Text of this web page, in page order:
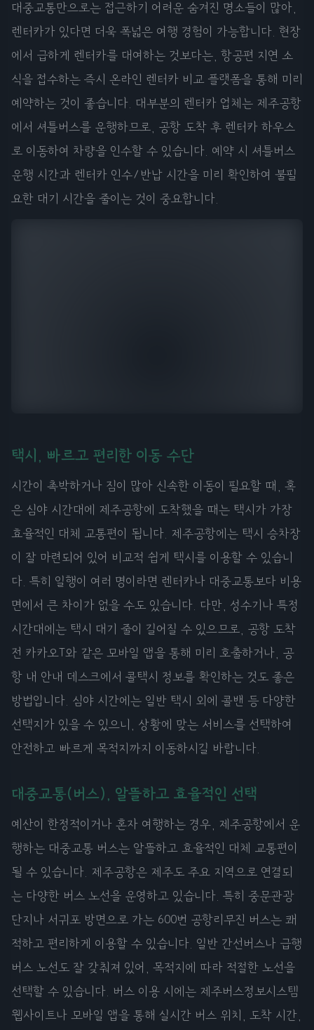
대중교통만으로는 접근하기 어려운 숨겨진 명소들이 많아,
렌터카가 있다면 더욱 폭넓은 여행 경험이 가능합니다. 현장
에서 급하게 렌터카를 대여하는 것보다는, 항공편 지연 소
식을 접수하는 즉시 온라인 렌터카 비교 플랫폼을 통해 미리
예약하는 것이 좋습니다. 대부분의 렌터카 업체는 제주공항
에서 셔틀버스를 운행하므로, 공항 도착 후 렌터카 하우스
로 이동하여 차량을 인수할 수 있습니다. 예약 시 셔틀버스
운행 시간과 렌터카 인수/반납 시간을 미리 확인하여 불필
요한 대기 시간을 줄이는 것이 중요합니다.
택시, 빠르고 편리한 이동 수단
시간이 촉박하거나 짐이 많아 신속한 이동이 필요할 때, 혹
은 심야 시간대에 제주공항에 도착했을 때는 택시가 가장
효율적인 대체 교통편이 됩니다. 제주공항에는 택시 승차장
이 잘 마련되어 있어 비교적 쉽게 택시를 이용할 수 있습니
다. 특히 일행이 여러 명이라면 렌터카나 대중교통보다 비용
면에서 큰 차이가 없을 수도 있습니다. 다만, 성수기나 특정
시간대에는 택시 대기 줄이 길어질 수 있으므로, 공항 도착
전 카카오T와 같은 모바일 앱을 통해 미리 호출하거나, 공
항 내 안내 데스크에서 콜택시 정보를 확인하는 것도 좋은
방법입니다. 심야 시간에는 일반 택시 외에 콜밴 등 다양한
선택지가 있을 수 있으니, 상황에 맞는 서비스를 선택하여
안전하고 빠르게 목적지까지 이동하시길 바랍니다.
대중교통(버스), 알뜰하고 효율적인 선택
예산이 한정적이거나 혼자 여행하는 경우, 제주공항에서 운
행하는 대중교통 버스는 알뜰하고 효율적인 대체 교통편이
될 수 있습니다. 제주공항은 제주도 주요 지역으로 연결되
는 다양한 버스 노선을 운영하고 있습니다. 특히 중문관광
단지나 서귀포 방면으로 가는 600번 공항리무진 버스는 쾌
적하고 편리하게 이용할 수 있습니다. 일반 간선버스나 급행
버스 노선도 잘 갖춰져 있어, 목적지에 따라 적절한 노선을
선택할 수 있습니다. 버스 이용 시에는 제주버스정보시스템
웹사이트나 모바일 앱을 통해 실시간 버스 위치, 도착 시간,